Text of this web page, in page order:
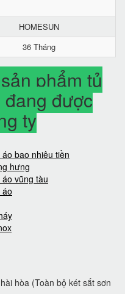
HOMESUN
36 Tháng
phẩm tủ
được
ty
bao nhiêu tiền
hưng
vũng tàu
hòa (Toàn bộ két sắt sơn